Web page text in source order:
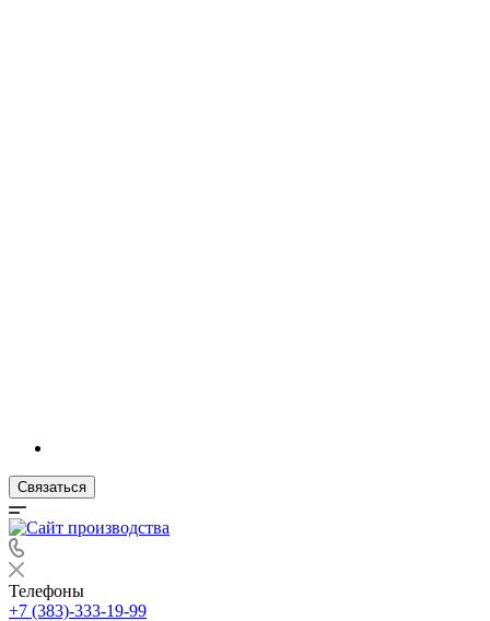
Связаться
Телефоны
+7 (383)-333-19-99